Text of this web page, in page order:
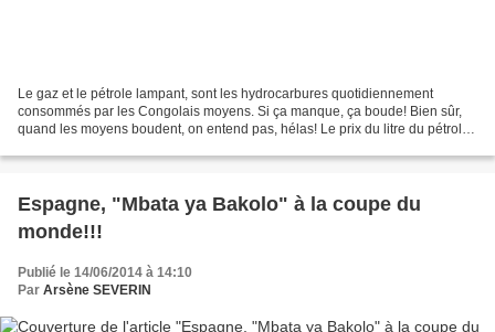
Le gaz et le pétrole lampant, sont les hydrocarbures quotidiennement
consommés par les Congolais moyens. Si ça manque, ça boude! Bien sûr,
quand les moyens boudent, on entend pas, hélas! Le prix du litre du pétrole
Espagne, "Mbata ya Bakolo" à la coupe du
monde!!!
Publié le 14/06/2014 à 14:10
Par Arsène SEVERIN